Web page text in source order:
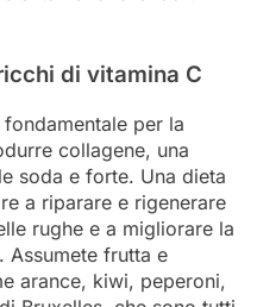
di vitamina C
per la
collagene, una
soda e forte. Una dieta
a riparare e rigenerare
rughe e a migliorare la
Assumete frutta e
arance, kiwi, peperoni,